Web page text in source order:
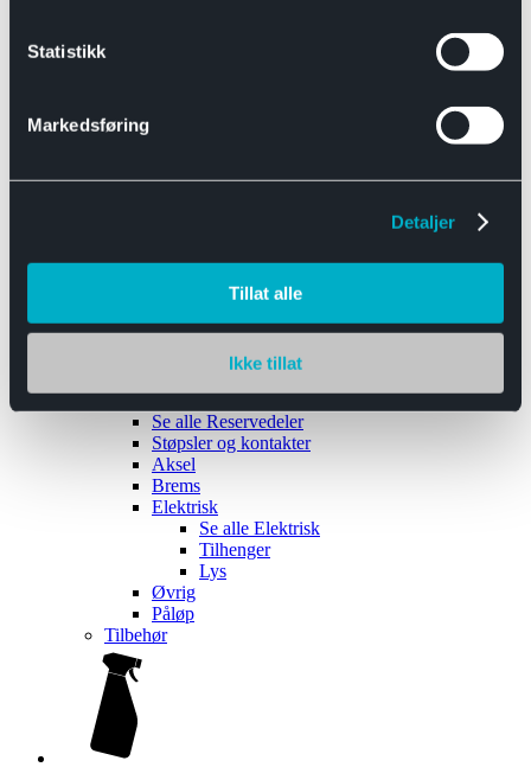
Statistikk
Markedsføring
Detaljer
Tillat alle
Ikke tillat
Båthengere
Reservedeler
Se alle Reservedeler
Støpsler og kontakter
Aksel
Brems
Elektrisk
Se alle Elektrisk
Tilhenger
Lys
Øvrig
Påløp
Tilbehør